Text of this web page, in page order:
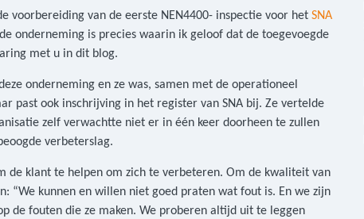
voorbereiding van de eerste NEN4400- inspectie voor het SNA
onderneming is precies waarin ik geloof dat de toegevoegde
met u in dit blog.
onderneming en ze was, samen met de operationeel
past ook inschrijving in het register van SNA bij. Ze vertelde
zelf verwachtte niet er in één keer doorheen te zullen
verbeterslag.
de klant te helpen om zich te verbeteren. Om de kwaliteit van
“We kunnen en willen niet goed praten wat fout is. En we zijn
de fouten die ze maken. We proberen altijd uit te leggen